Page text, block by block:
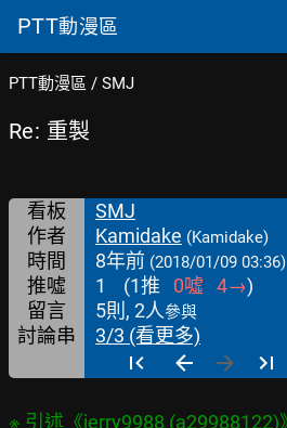
PTT動漫區
PTT動漫區 / SMJ
Re: 重製
看板
SMJ
作者
Kamidake (Kamidake)
時間 8年前 (2018/01/09 03:36)
推噓 1 (1推 0噓 4→)
留言
5則, 2人參與
討論串 3/3 (看更多)